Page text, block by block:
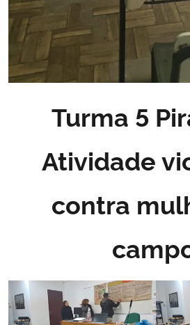
Turma 5
Atividade
contra